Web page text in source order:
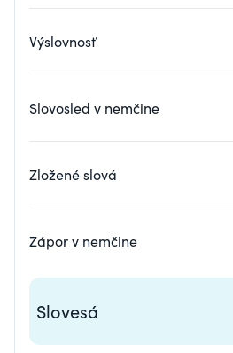
Výslovnosť
Slovosled v nemčine
Zložené slová
Zápor v nemčine
Slovesá